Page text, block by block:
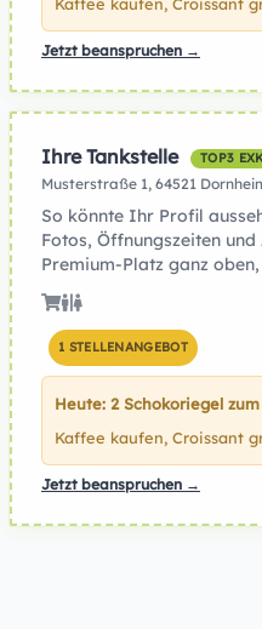
Jetzt beanspruchen →
Ihre Tankstelle TOP3
Musterstraße 1, 64521
So könnte Ihr Profil
Fotos, Öffnungszeiten
Premium-Platz ganz
1 STELLENANGEBOT
Heute: 2 Schokoriegel
Kaffee kaufen, Croissant
Jetzt beanspruchen →